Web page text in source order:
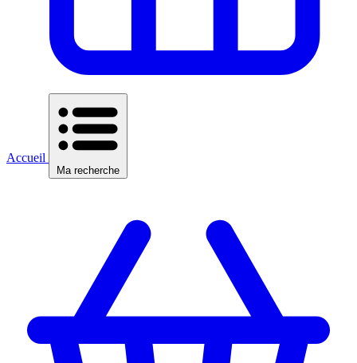
Accueil
Ma recherche